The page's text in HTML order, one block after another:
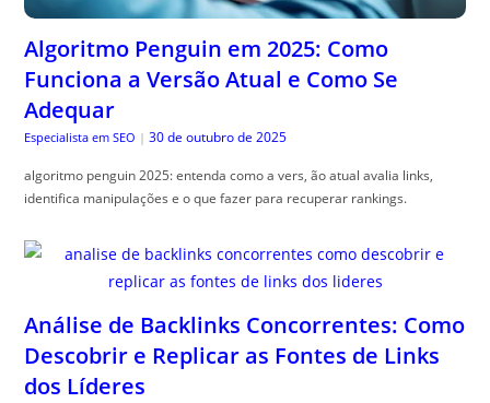
Algoritmo Penguin em 2025: Como
Funciona a Versão Atual e Como Se
Adequar
Especialista em SEO | 30 de outubro de 2025
algoritmo penguin 2025: entenda como a vers, ão atual avalia links,
identifica manipulações e o que fazer para recuperar rankings.
Análise de Backlinks Concorrentes: Como
Descobrir e Replicar as Fontes de Links
dos Líderes